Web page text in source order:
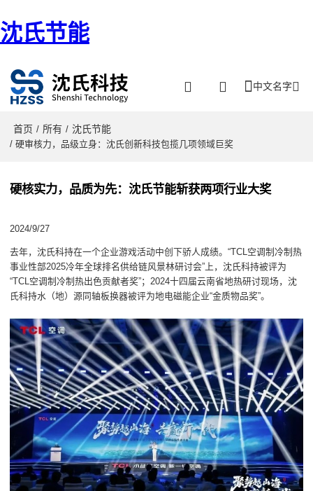
沈氏节能
中文名字
首页 / 所有 / 沈氏节能
/ 硬审核力，品级立身：沈氏创新科技包揽几项领域巨奖
硬核实力，品质为先：沈氏节能斩获两项行业大奖
2024/9/27
去年，沈氏科持在一个企业游戏活动中创下骄人成绩。“TCL空调制冷制热
事业性部2025冷年全球排名供给链风景林研讨会”上，沈氏科持被评为
“TCL空调制冷制热出色贡献者奖”；2024十四届云南省地热研讨现场，沈
氏科持水（地）源同轴板换器被评为地电磁能企业“金质物品奖”。